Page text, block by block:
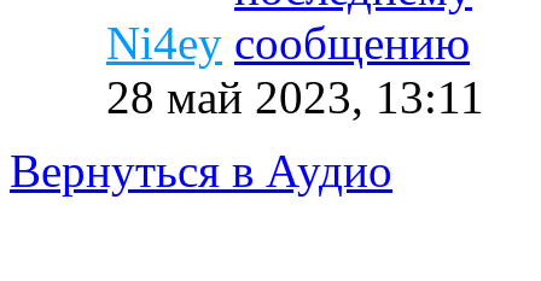
Ni4ey
28 май 2023, 13:11
Вернуться в Аудио